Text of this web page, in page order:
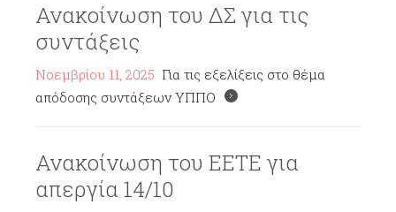
Ανακοίνωση του ΔΣ για τις
συντάξεις
Νοεμβρίου 11, 2025 Για τις εξελίξεις στο θέμα
απόδοσης συντάξεων ΥΠΠΟ
Ανακοίνωση του ΕΕΤΕ για
απεργία 14/10